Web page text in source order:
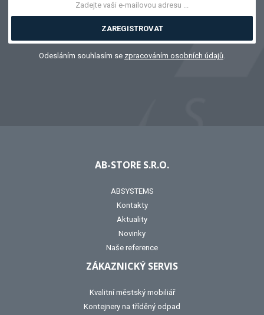
ZAREGISTROVAT
Odesláním souhlasím se zpracováním osobních údajů
AB-STORE S.R.O.
ABSYSTEMS
Kontakty
Aktuality
Novinky
Naše reference
ZÁKAZNICKÝ SERVIS
Kvalitní městský mobiliář
Kontejnery na tříděný odpad